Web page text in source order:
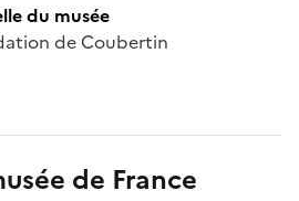
du musée
de Coubertin
de France